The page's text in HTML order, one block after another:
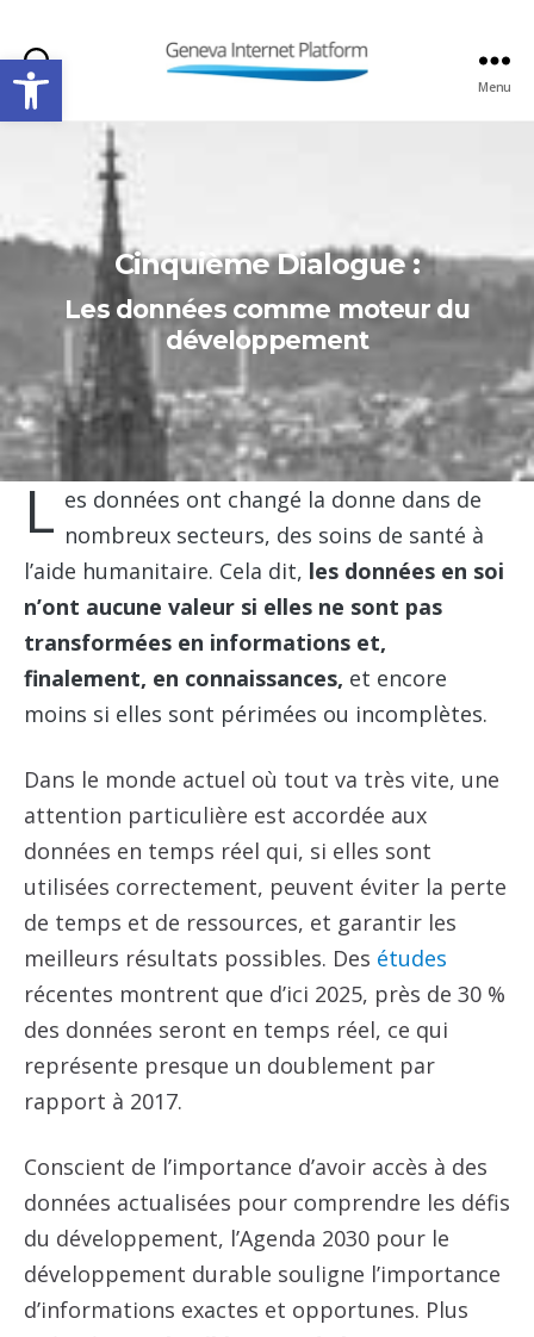
Open toolbarSearch Menu
Cinquième Dialogue :
Les données comme moteur du
développement
L es données ont changé la donne dans de
nombreux secteurs, des soins de santé à
l’aide humanitaire. Cela dit, les données en soi
n’ont aucune valeur si elles ne sont pas
transformées en informations et,
finalement, en connaissances, et encore
moins si elles sont périmées ou incomplètes.
Dans le monde actuel où tout va très vite, une
attention particulière est accordée aux
données en temps réel qui, si elles sont
utilisées correctement, peuvent éviter la perte
de temps et de ressources, et garantir les
meilleurs résultats possibles. Des études
récentes montrent que d’ici 2025, près de 30 %
des données seront en temps réel, ce qui
représente presque un doublement par
rapport à 2017.
Conscient de l’importance d’avoir accès à des
données actualisées pour comprendre les défis
du développement, l’Agenda 2030 pour le
développement durable souligne l’importance
d’informations exactes et opportunes. Plus